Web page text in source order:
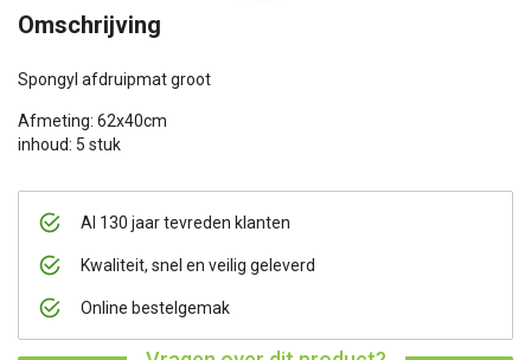
Al 130 jaar tevreden klanten
Kwaliteit, snel en veilig geleverd
Online bestelgemak
Omschrijving
Spongyl afdruipmat groot
Afmeting: 62x40cm
inhoud: 5 stuk